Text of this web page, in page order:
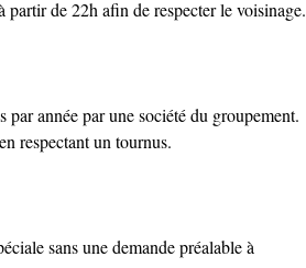
partir de 22h afin de respecter le voisinage.
année par une société du groupement.
respectant un tournus.
sans une demande préalable à